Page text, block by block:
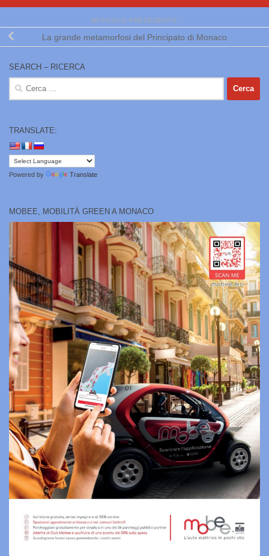
ARTICOLO PRECEDENTE
La grande metamorfosi del Principato di Monaco
SEARCH – RICERCA
Ricerca
TRANSLATE:
Powered by Translate
MOBEE, MOBILITÀ GREEN A MONACO